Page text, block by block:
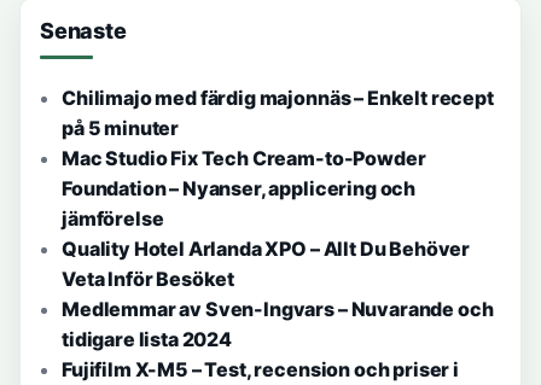
Senaste
Chilimajo med färdig majonnäs – Enkelt recept
på 5 minuter
Mac Studio Fix Tech Cream-to-Powder
Foundation – Nyanser, applicering och
jämförelse
Quality Hotel Arlanda XPO – Allt Du Behöver
Veta Inför Besöket
Medlemmar av Sven-Ingvars – Nuvarande och
tidigare lista 2024
Fujifilm X-M5 – Test, recension och priser i